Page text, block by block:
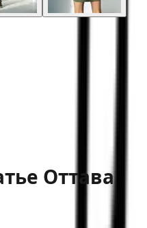
Оттава